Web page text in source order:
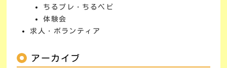
ちるプレ・ちるベビ
体験会
求人・ボランティア
アーカイブ